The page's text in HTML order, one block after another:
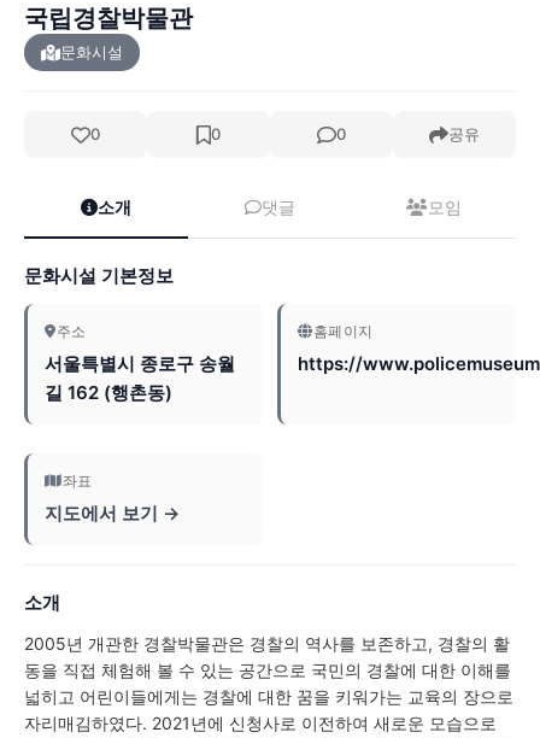
국립경찰박물관
문화시설
0 0 0 공유
소개 댓글 모임
문화시설 기본정보
주소
서울특별시 종로구 송월
길 162 (행촌동)
홈페이지
https://
좌표
지도에서 보기 →
소개
2005년 개관한 경찰박물관은 경찰의 역사를 보존하고, 경찰의 활
동을 직접 체험해 볼 수 있는 공간으로 국민의 경찰에 대한 이해를
넓히고 어린이들에게는 경찰에 대한 꿈을 키워가는 교육의 장으로
자리매김하였다. 2021년에 신청사로 이전하여 새로운 모습으로